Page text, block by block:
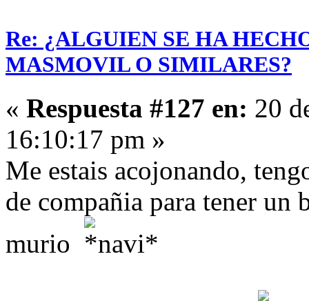
Re: ¿ALGUIEN SE HA
MASMOVIL O SIMILARES?
« Respuesta #127 en: 20
16:10:17 pm »
Me estais acojonando,
de compañia para tener un
murio